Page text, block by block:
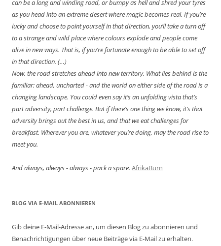
can be a long and winding road, or bumpy as hell and shred your tyres
as you head into an extreme desert where magic becomes real. If you’re
lucky and choose to point yourself in that direction, you’ll take a turn off
to a strange and wild place where colours explode and people come
alive in new ways. That is, if you’re fortunate enough to be able to set off
in that direction. (…)
Now, the road stretches ahead into new territory. What lies behind is the
familiar: ahead, uncharted - and the world on either side of the road is a
changing landscape. You could even say it’s an unfolding vista that’s
part adversity, part challenge. But if there’s one thing we know, it’s that
adversity brings out the best in us, and that we eat challenges for
breakfast. Wherever you are, whatever you’re doing, may the road rise to
meet you.
And always, always - always - pack a spare. AfrikaBurn
BLOG VIA E-MAIL ABONNIEREN
Gib deine E-Mail-Adresse an, um diesen Blog zu abonnieren und
Benachrichtigungen über neue Beiträge via E-Mail zu erhalten.